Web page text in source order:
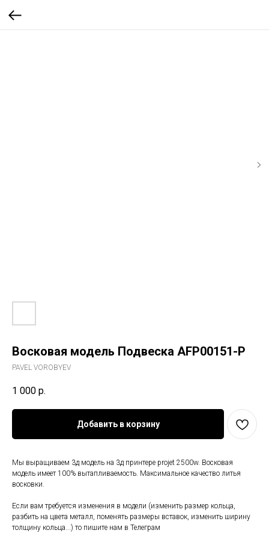
Восковая модель Подвеска AFP00151-P
PAVEL VOROBYEV
1 000 р.
Добавить в корзину
Мы выращиваем 3д модель на 3д принтере projet 2500w. Восковая
модель имеет 100% вытапливаемость. Максимальное качество литья
восковки.
Если вам требуется изменения в модели (изменить размер кольца,
разбить на цвета металл, поменять размеры вставок, изменить ширину
толщину кольца...) то пишите нам в Телеграм